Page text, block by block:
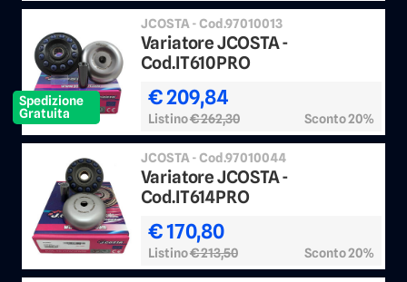
Spedizione
Gratuita
JCOSTA - Cod.97010013
Variatore JCOSTA -
Cod.IT610PRO
€ 209,84
Listino€ 262,30 Sconto 20%
JCOSTA - Cod.97010044
Variatore JCOSTA -
Cod.IT614PRO
€ 170,80
Listino€ 213,50 Sconto 20%